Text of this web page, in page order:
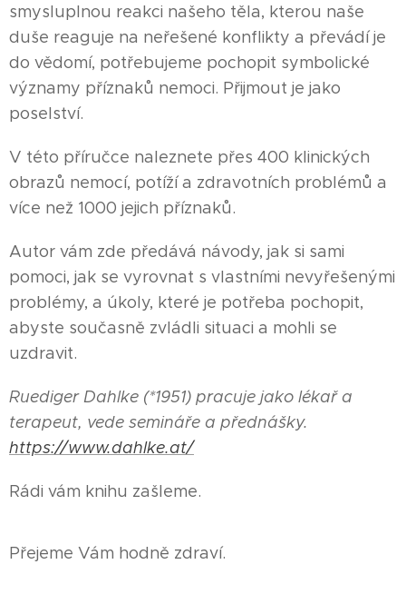
smysluplnou reakci našeho těla, kterou naše
duše reaguje na neřešené konflikty a převádí je
do vědomí, potřebujeme pochopit symbolické
významy příznaků nemoci. Přijmout je jako
poselství.
V této příručce naleznete přes 400 klinických
obrazů nemocí, potíží a zdravotních problémů a
více než 1000 jejich příznaků.
Autor vám zde předává návody, jak si sami
pomoci, jak se vyrovnat s vlastními nevyřešenými
problémy, a úkoly, které je potřeba pochopit,
abyste současně zvládli situaci a mohli se
uzdravit.
Ruediger Dahlke (*1951) pracuje jako lékař a
terapeut, vede semináře a přednášky.
https://www.dahlke.at/
Rádi vám knihu zašleme.
Přejeme Vám hodně zdraví.